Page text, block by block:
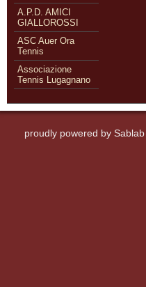
A.P.D. AMICI
GIALLOROSSI
ASC Auer Ora
Tennis
Associazione
Tennis Lugagnano
proudly powered by Sablab